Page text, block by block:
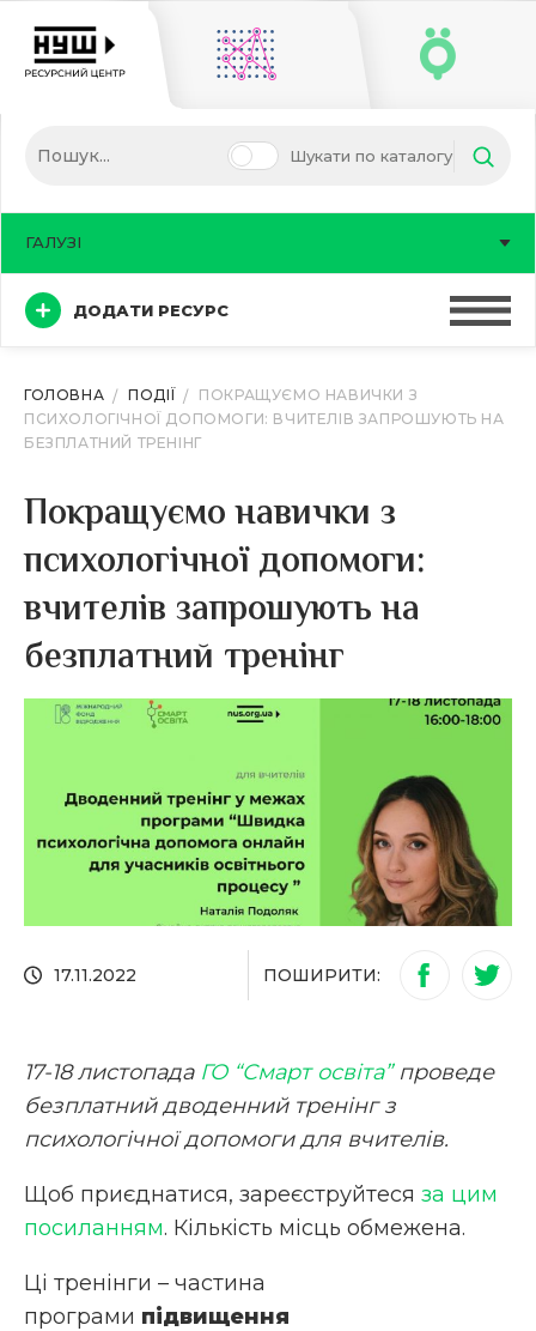
Шукати по каталогу
ДОДАТИ РЕСУРС
ГАЛУЗІ
ГОЛОВНА ПОДІЇ
ПОКРАЩУЄМО НАВИЧКИ З
ПСИХОЛОГІЧНОЇ ДОПОМОГИ: ВЧИТЕЛІВ ЗАПРОШУЮТЬ НА
БЕЗПЛАТНИЙ ТРЕНІНГ
Покращуємо навички з
психологічної допомоги:
вчителів запрошують на
безплатний тренінг
17.11.2022 ПОШИРИТИ:
17-18 листопада ГО “Смарт освіта”проведе
безплатний дводенний тренінг з
психологічної допомоги для вчителів.
Щоб приєднатися, зареєструйтеся за цим
посиланням. Кількість місць обмежена.
Ці тренінги – частина
програми підвищення